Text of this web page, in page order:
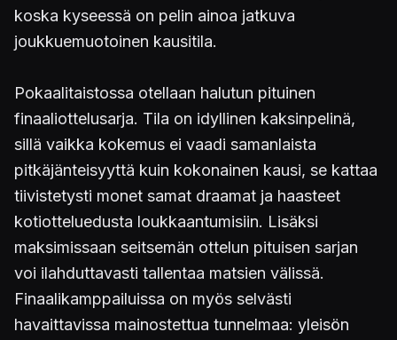
koska kyseessä on pelin ainoa jatkuva
joukkuemuotoinen kausitila.
Pokaalitaistossa otellaan halutun pituinen
finaaliottelusarja. Tila on idyllinen kaksinpelinä,
sillä vaikka kokemus ei vaadi samanlaista
pitkäjänteisyyttä kuin kokonainen kausi, se kattaa
tiivistetysti monet samat draamat ja haasteet
kotiotteluedusta loukkaantumisiin. Lisäksi
maksimissaan seitsemän ottelun pituisen sarjan
voi ilahduttavasti tallentaa matsien välissä.
Finaalikamppailuissa on myös selvästi
havaittavissa mainostettua tunnelmaa: yleisön